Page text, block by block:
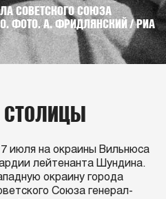
СОВЕТСКОГО СОЮЗА
ФОТО. А. ФРИДЛЯНСКИЙ / РИА
СТОЛИЦЫ
июля на окраины Вильнюса
лейтенанта Шундина.
окраину города
Союза генерал-